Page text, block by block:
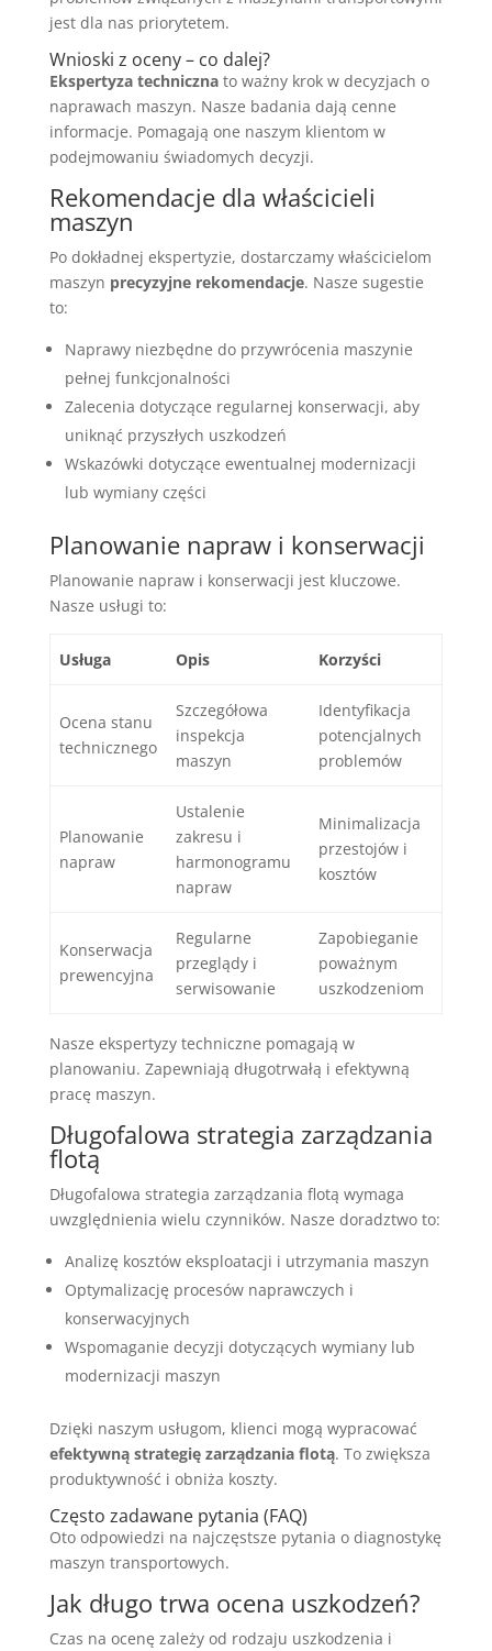
jest dla nas priorytetem.
Wnioski z oceny – co dalej?
Ekspertyza technicznato ważny krok w decyzjach o
naprawach maszyn. Nasze badania dają cenne
informacje. Pomagają one naszym klientom w
podejmowaniu świadomych decyzji.
Rekomendacje dla właścicieli
maszyn
Po dokładnej ekspertyzie, dostarczamy właścicielom
maszyn precyzyjne rekomendacje. Nasze sugestie
to:
Naprawy niezbędne do przywrócenia maszynie
pełnej funkcjonalności
Zalecenia dotyczące regularnej konserwacji, aby
uniknąć przyszłych uszkodzeń
Wskazówki dotyczące ewentualnej modernizacji
lub wymiany części
Planowanie napraw i konserwacji
Planowanie napraw i konserwacji jest kluczowe.
Nasze usługi to:
Usługa Opis Korzyści
Ocena stanu
technicznego
Szczegółowa
inspekcja
maszyn
Identyfikacja
potencjalnych
problemów
Planowanie
napraw
Ustalenie
zakresu i
harmonogramu
napraw
Minimalizacja
przestojów i
kosztów
Konserwacja
prewencyjna
Regularne
przeglądy i
serwisowanie
Zapobieganie
poważnym
uszkodzeniom
Nasze ekspertyzy techniczne pomagają w
planowaniu. Zapewniają długotrwałą i efektywną
pracę maszyn.
Długofalowa strategia zarządzania
flotą
Długofalowa strategia zarządzania flotą wymaga
uwzględnienia wielu czynników. Nasze doradztwo to:
Analizę kosztów eksploatacji i utrzymania maszyn
Optymalizację procesów naprawczych i
konserwacyjnych
Wspomaganie decyzji dotyczących wymiany lub
modernizacji maszyn
Dzięki naszym usługom, klienci mogą wypracować
efektywną strategię zarządzania flotą. To zwiększa
produktywność i obniża koszty.
Często zadawane pytania (FAQ)
Oto odpowiedzi na najczęstsze pytania o diagnostykę
maszyn transportowych.
Jak długo trwa ocena uszkodzeń?
Czas na ocenę zależy od rodzaju uszkodzenia i